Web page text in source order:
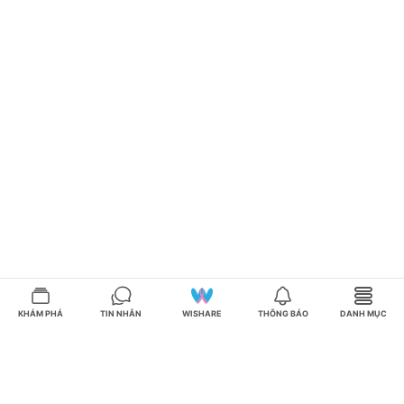
KHÁM PHÁ TIN NHẮN WISHARE THÔNG BÁO DANH MỤC